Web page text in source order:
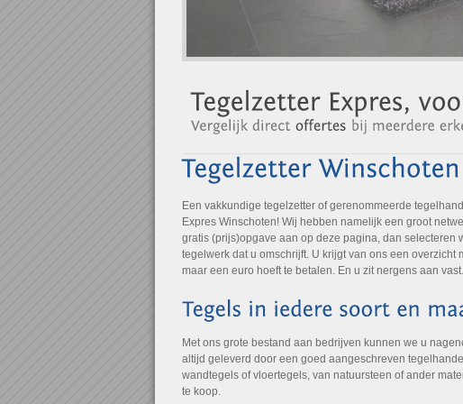
Een vakkundige tegelzetter of gerenommeerde
Expres Winschoten! Wij hebben namelijk een groot
gratis (prijs)opgave aan op deze pagina, dan selecteren
tegelwerk dat u omschrijft. U krijgt van ons een
maar een euro hoeft te betalen. En u zit nergens aan vast.
Met ons grote bestand aan bedrijven kunnen we u
altijd geleverd door een goed aangeschreven
wandtegels of vloertegels, van natuursteen of ander
te koop.